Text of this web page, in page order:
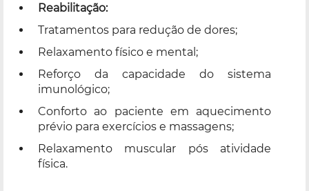
Reabilitação:
Tratamentos para redução de dores;
Relaxamento físico e mental;
Reforço da capacidade do sistema
imunológico;
Conforto ao paciente em aquecimento
prévio para exercícios e massagens;
Relaxamento muscular pós atividade
física.